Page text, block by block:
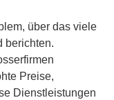
über das viele
berichten.
Preise,
Dienstleistungen